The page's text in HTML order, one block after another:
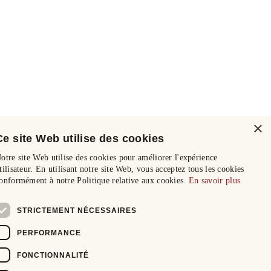
×
site Web utilise des cookies
site Web utilise des cookies pour améliorer l'expérience
En utilisant notre site Web, vous acceptez tous les cookies
à notre Politique relative aux cookies. En savoir plus
STRICTEMENT NÉCESSAIRES
PERFORMANCE
FONCTIONNALITÉ